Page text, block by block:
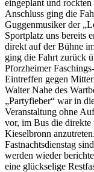
eingeplant und
Anschluss ging die
Guggenmusiker der
Sportplatz uns bereits
direkt auf der Bühne
ging die Fahrt zurück
Pforzheimer
Eintreffen gegen
Walter Nahe des
„Partyfieber“ war in
Veranstaltung ohne
vor, im Bus die direkte
Kieselbronn
Fastnachtsdienstag
werden wieder
eine glückselige